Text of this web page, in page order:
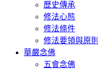
歷史傳承
修法心態
修法條件
修法要領與原則
華嚴念佛
五會念佛